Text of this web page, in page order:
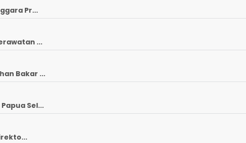
Pr...
...
Bakar ...
Sel...